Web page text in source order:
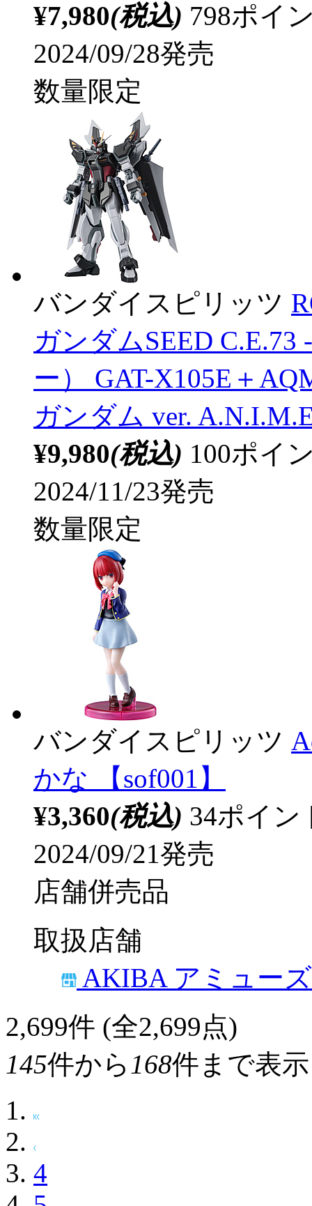
¥7,980(税込) 798ポイ
2024/09/28発売
数量限定
バンダイスピリッツ
ガンダムSEED C.E.73
ー） GAT-X105E＋
ガンダム ver.
¥9,980(税込) 100ポイ
2024/11/23発売
数量限定
バンダイスピリッツ
かな 【sof001】
¥3,360(税込) 34ポイ
2024/09/21発売
店舗併売品
取扱店舗
AKIBA アミュー
2,699件 (全2,699点)
145件から 168件まで表示
4